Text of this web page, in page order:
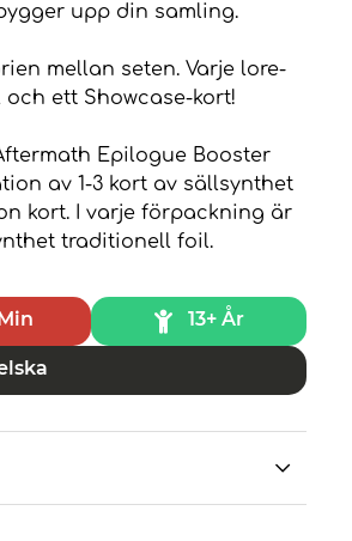
upp din samling.
mellan seten. Varje lore-
ett Showcase-kort!
Epilogue Booster
av 1-3 kort av sällsynthet
kort. I varje förpackning är
traditionell foil.
13+ År